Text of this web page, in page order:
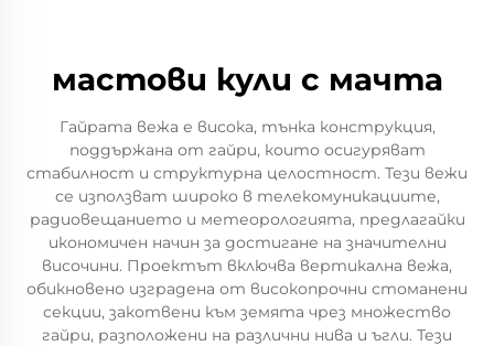
мастови кули с мачта
Гайрата вежа е висока, тънка конструкция,
поддържана от гайри, които осигуряват
стабилност и структурна целостност. Тези вежи
се използват широко в телекомуникациите,
радиовещанието и метеорологията, предлагайки
икономичен начин за достигане на значителни
височини. Проектът включва вертикална вежа,
обикновено изградена от високопрочни стоманени
секции, закотвени към земята чрез множество
гайри, разположени на различни нива и ъгли. Тези